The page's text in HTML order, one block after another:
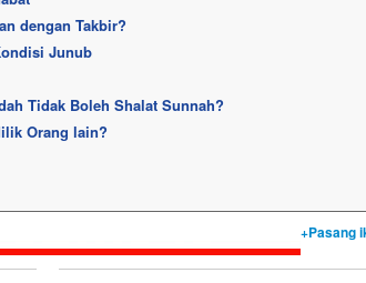
dengan Takbir?
Junub
Tidak Boleh Shalat Sunnah?
Orang lain?
+Pasang